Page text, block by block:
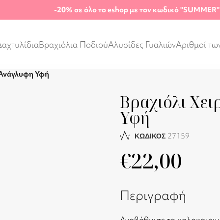
-20% σε όλο το eshop με τον κωδικό "SUMMER"
Βραχιόλια ΠοδιούΑλυσίδες ΓυαλιώνΑριθμοί
Υφή
Βραχιόλι
Υφή
ΚΩΔΙΚΟΣ 27159
€22,00
Περιγραφή